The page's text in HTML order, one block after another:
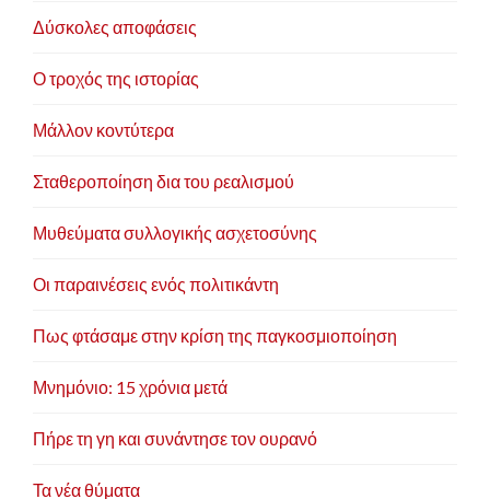
Δύσκολες αποφάσεις
Ο τροχός της ιστορίας
Μάλλον κοντύτερα
Σταθεροποίηση δια του ρεαλισμού
Μυθεύματα συλλογικής ασχετοσύνης
Οι παραινέσεις ενός πολιτικάντη
Πως φτάσαμε στην κρίση της παγκοσμιοποίηση
Μνημόνιο: 15 χρόνια μετά
Πήρε τη γη και συνάντησε τον ουρανό
Τα νέα θύματα